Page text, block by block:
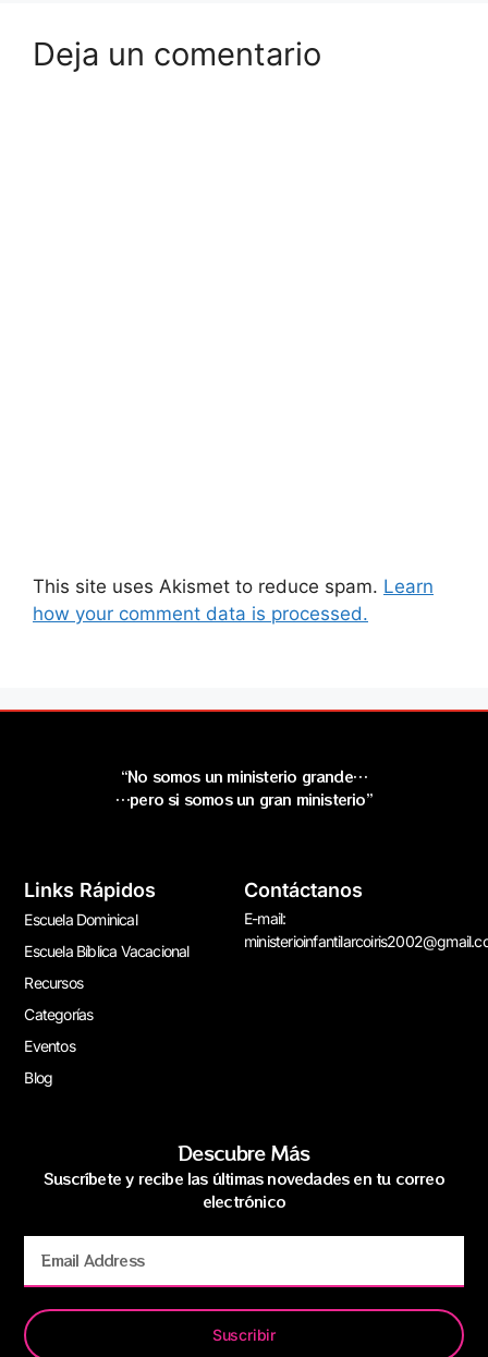
Deja un comentario
This site uses Akismet to reduce spam. Learn
how your comment data is processed.
“No somos un ministerio grande…
…pero si somos un gran ministerio”
Links Rápidos
Escuela Dominical
Escuela Bíblica Vacacional
Recursos
Categorías
Eventos
Blog
Contáctanos
E-mail:
Descubre Más
Suscríbete y recibe las últimas novedades en tu correo
electrónico
Suscribir